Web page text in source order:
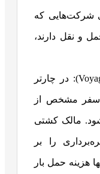
شرکت‌هایی که
و نقل دارند،
(Voyage Charter): در چارتر
سفر مشخص از
مالک کشتی
را بر
هزینه حمل بار